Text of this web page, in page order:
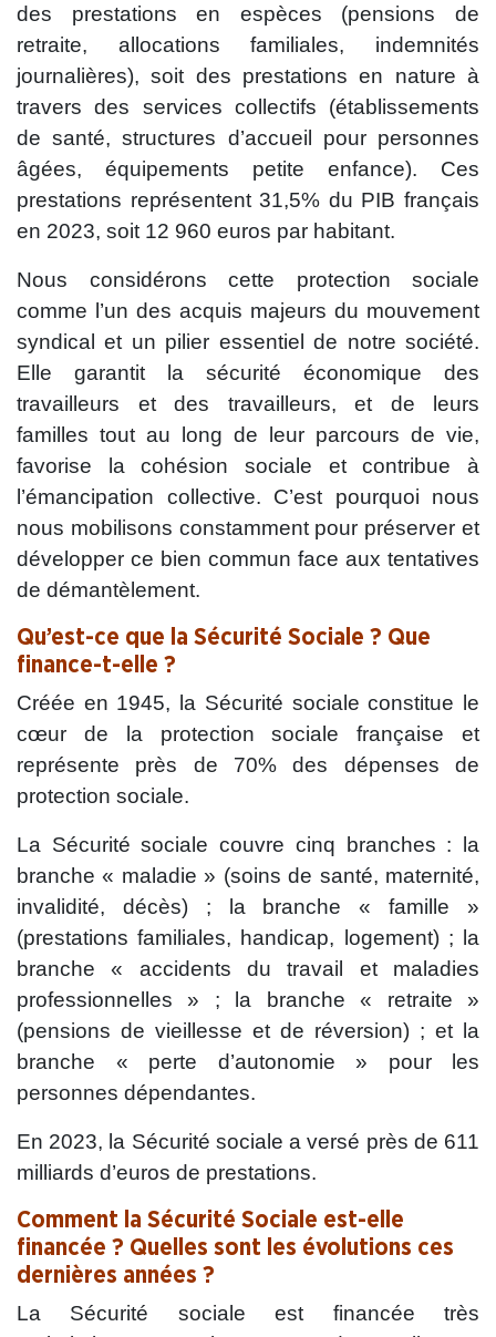
des prestations en espèces (pensions de
retraite, allocations familiales, indemnités
journalières), soit des prestations en nature à
travers des services collectifs (établissements
de santé, structures d’accueil pour personnes
âgées, équipements petite enfance). Ces
prestations représentent 31,5% du PIB français
en 2023, soit 12 960 euros par habitant.
Nous considérons cette protection sociale
comme l’un des acquis majeurs du mouvement
syndical et un pilier essentiel de notre société.
Elle garantit la sécurité économique des
travailleurs et des travailleurs, et de leurs
familles tout au long de leur parcours de vie,
favorise la cohésion sociale et contribue à
l’émancipation collective. C’est pourquoi nous
nous mobilisons constamment pour préserver et
développer ce bien commun face aux tentatives
de démantèlement.
Qu’est-ce que la Sécurité Sociale ? Que
finance-t-elle ?
Créée en 1945, la Sécurité sociale constitue le
cœur de la protection sociale française et
représente près de 70% des dépenses de
protection sociale.
La Sécurité sociale couvre cinq branches : la
branche « maladie » (soins de santé, maternité,
invalidité, décès) ; la branche « famille »
(prestations familiales, handicap, logement) ; la
branche « accidents du travail et maladies
professionnelles » ; la branche « retraite »
(pensions de vieillesse et de réversion) ; et la
branche « perte d’autonomie » pour les
personnes dépendantes.
En 2023, la Sécurité sociale a versé près de 611
milliards d’euros de prestations.
Comment la Sécurité Sociale est-elle
financée ? Quelles sont les évolutions ces
dernières années ?
La Sécurité sociale est financée très